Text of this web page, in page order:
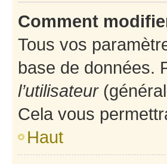
Comment
Tous vos
base de données.
l’utilisateur
Cela vous
Haut